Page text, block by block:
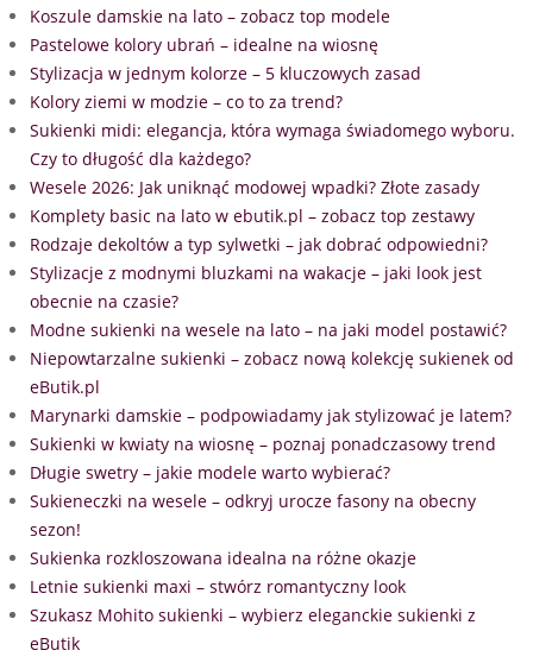
Koszule damskie na lato – zobacz top modele
Pastelowe kolory ubrań – idealne na wiosnę
Stylizacja w jednym kolorze – 5 kluczowych zasad
Kolory ziemi w modzie – co to za trend?
Sukienki midi: elegancja, która wymaga świadomego wyboru.
Czy to długość dla każdego?
Wesele 2026: Jak uniknąć modowej wpadki? Złote zasady
Komplety basic na lato w ebutik.pl – zobacz top zestawy
Rodzaje dekoltów a typ sylwetki – jak dobrać odpowiedni?
Stylizacje z modnymi bluzkami na wakacje – jaki look jest
obecnie na czasie?
Modne sukienki na wesele na lato – na jaki model postawić?
Niepowtarzalne sukienki – zobacz nową kolekcję sukienek od
eButik.pl
Marynarki damskie – podpowiadamy jak stylizować je latem?
Sukienki w kwiaty na wiosnę – poznaj ponadczasowy trend
Długie swetry – jakie modele warto wybierać?
Sukieneczki na wesele – odkryj urocze fasony na obecny
sezon!
Sukienka rozkloszowana idealna na różne okazje
Letnie sukienki maxi – stwórz romantyczny look
Szukasz Mohito sukienki – wybierz eleganckie sukienki z
eButik